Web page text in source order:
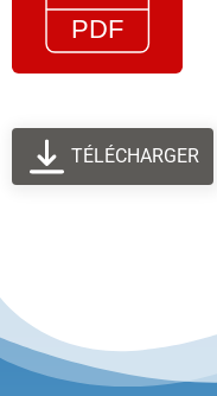
TÉLÉCHARGER